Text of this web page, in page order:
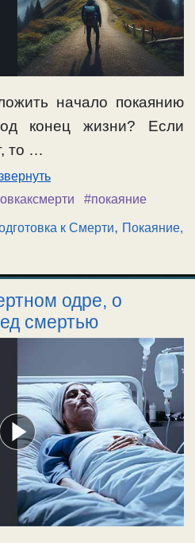
начало покаянию
конец жизни? Если
то …
#покаяние
к Смерти, Покаяние,
одре, о
смертью